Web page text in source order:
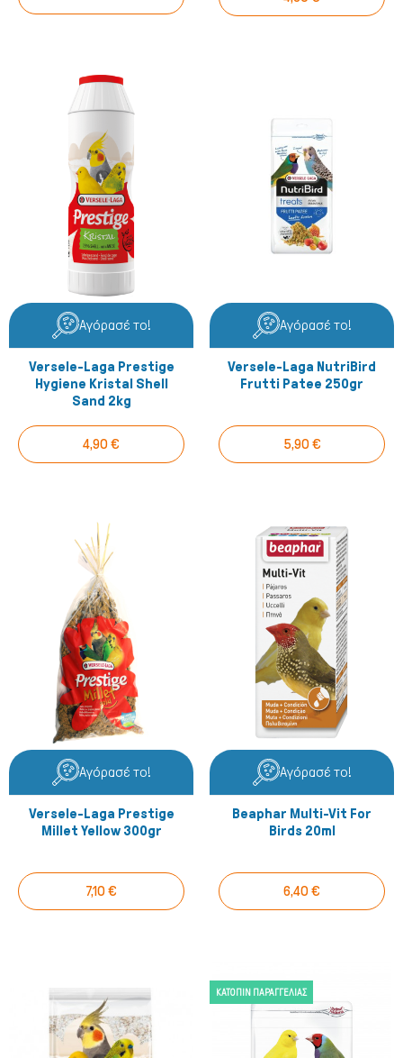
Μικρά ζώα
Αγόρασέ το!
Versele-Laga Prestige
Hygiene Kristal Shell
Sand 2kg
4,90 €
Αγόρασέ το!
Versele-Laga NutriBird
Frutti Patee 250gr
5,90 €
Αγόρασέ το!
Versele-Laga Prestige
Millet Yellow 300gr
7,10 €
Αγόρασέ το!
Beaphar Multi-Vit For
Birds 20ml
6,40 €
ΚΑΤΌΠΙΝ ΠΑΡΑΓΓΕΛΊΑΣ